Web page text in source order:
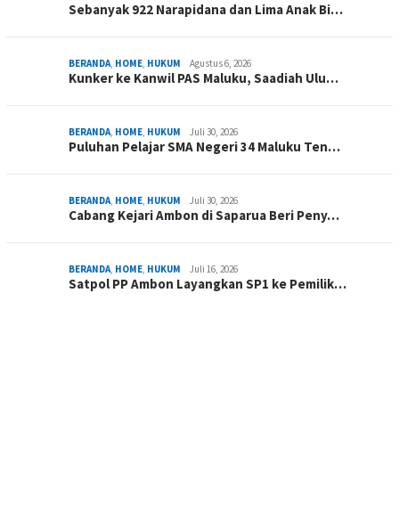
Sebanyak 922 Narapidana dan Lima Anak Bi…
BERANDA, HOME, HUKUM Agustus 6, 2026
Kunker ke Kanwil PAS Maluku, Saadiah Ulu…
BERANDA, HOME, HUKUM Juli 30, 2026
Puluhan Pelajar SMA Negeri 34 Maluku Ten…
BERANDA, HOME, HUKUM Juli 30, 2026
Cabang Kejari Ambon di Saparua Beri Peny…
BERANDA, HOME, HUKUM Juli 16, 2026
Satpol PP Ambon Layangkan SP1 ke Pemilik…